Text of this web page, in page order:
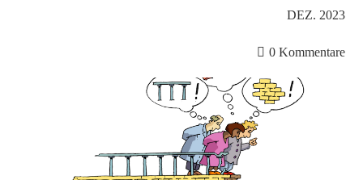
DEZ. 2023
0 Kommentare